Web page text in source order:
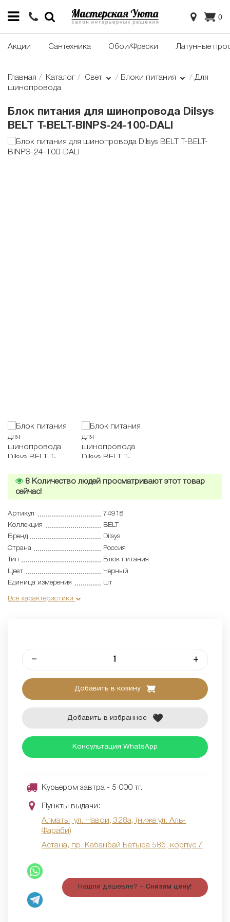
0
Акции Сантехника Обои/Фрески Латунные
Главная Каталог Свет Блоки питания
Для
шинопровода
Блок питания для шинопровода Dilsys
BELT T-BELT-BINPS-24-100-DALI
8 Количество людей просматривают этот товар
сейчас!
Артикул
74918
Коллекция
BELT
Бренд
Dilsys
Страна
Россия
Тип
Блок питания
Цвет
Черный
Единица измерения
шт
Все характеристики
– +
Добавить в козину
Добавить в избранное
Консультация WhatsApp
Курьером завтра - 5 000 тг.
Пункты выдачи:
Алматы, ул. Навои, 328а, (ниже ул. Аль-
Фараби)
Астана, пр. Кабанбай Батыра 58б, корпус 7
Нашли дешевле? – Снизим цену!